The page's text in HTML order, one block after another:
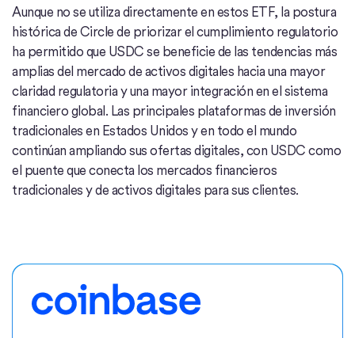
Aunque no se utiliza directamente en estos ETF, la postura
histórica de Circle de priorizar el cumplimiento regulatorio
ha permitido que USDC se beneficie de las tendencias más
amplias del mercado de activos digitales hacia una mayor
claridad regulatoria y una mayor integración en el sistema
financiero global. Las principales plataformas de inversión
tradicionales en Estados Unidos y en todo el mundo
continúan ampliando sus ofertas digitales, con USDC como
el puente que conecta los mercados financieros
tradicionales y de activos digitales para sus clientes.